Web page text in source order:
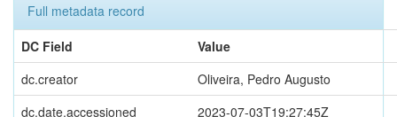
Full metadata record
DC Field
Value
dc.creator
Oliveira, Pedro Augusto
dc.date.accessioned
2023-07-03T19:27:45Z